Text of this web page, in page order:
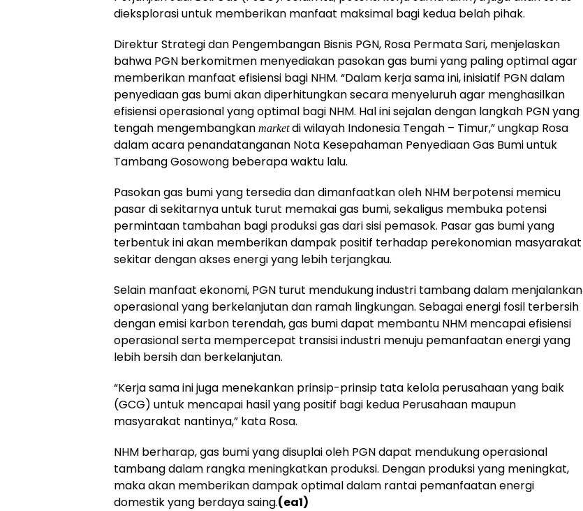
dieksplorasi untuk memberikan manfaat maksimal bagi kedua belah pihak.
Direktur Strategi dan Pengembangan Bisnis PGN, Rosa Permata Sari, menjelaskan
bahwa PGN berkomitmen menyediakan pasokan gas bumi yang paling optimal agar
memberikan manfaat efisiensi bagi NHM. “Dalam kerja sama ini, inisiatif PGN dalam
penyediaan gas bumi akan diperhitungkan secara menyeluruh agar menghasilkan
efisiensi operasional yang optimal bagi NHM. Hal ini sejalan dengan langkah PGN yang
tengah mengembangkan marketdi wilayah Indonesia Tengah – Timur,” ungkap Rosa
dalam acara penandatanganan Nota Kesepahaman Penyediaan Gas Bumi untuk
Tambang Gosowong beberapa waktu lalu.
Pasokan gas bumi yang tersedia dan dimanfaatkan oleh NHM berpotensi memicu
pasar di sekitarnya untuk turut memakai gas bumi, sekaligus membuka potensi
permintaan tambahan bagi produksi gas dari sisi pemasok. Pasar gas bumi yang
terbentuk ini akan memberikan dampak positif terhadap perekonomian masyarakat
sekitar dengan akses energi yang lebih terjangkau.
Selain manfaat ekonomi, PGN turut mendukung industri tambang dalam menjalankan
operasional yang berkelanjutan dan ramah lingkungan. Sebagai energi fosil terbersih
dengan emisi karbon terendah, gas bumi dapat membantu NHM mencapai efisiensi
operasional serta mempercepat transisi industri menuju pemanfaatan energi yang
lebih bersih dan berkelanjutan.
“Kerja sama ini juga menekankan prinsip-prinsip tata kelola perusahaan yang baik
(GCG) untuk mencapai hasil yang positif bagi kedua Perusahaan maupun
masyarakat nantinya,” kata Rosa.
NHM berharap, gas bumi yang disuplai oleh PGN dapat mendukung operasional
tambang dalam rangka meningkatkan produksi. Dengan produksi yang meningkat,
maka akan memberikan dampak optimal dalam rantai pemanfaatan energi
domestik yang berdaya saing.(ea1)